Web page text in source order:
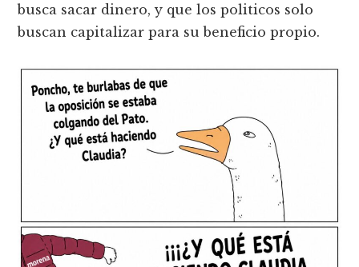
busca sacar dinero, y que los politicos solo
buscan capitalizar para su beneficio propio.